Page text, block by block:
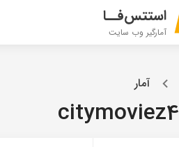
استتس‌فــا
آمارگیر وب سایت
آمار